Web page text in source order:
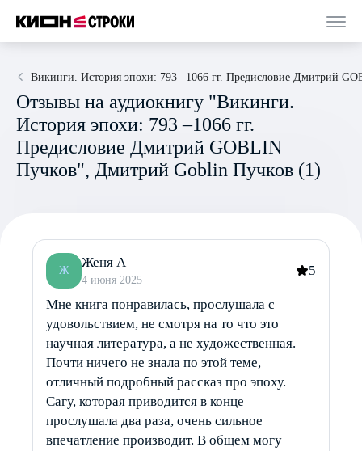
Викинги. История эпохи: 793 –1066 гг. Предисловие Дмитрий
Отзывы на аудиокнигу "Викинги.
История эпохи: 793 –1066 гг.
Предисловие Дмитрий GOBLIN
Пучков", Дмитрий Goblin Пучков (1)
Ж
Женя А
4 июня 2025
5
Мне книга понравилась, прослушала с
удовольствием, не смотря на то что это
научная литература, а не художественная.
Почти ничего не знала по этой теме,
отличный подробный рассказ про эпоху.
Сагу, которая приводится в конце
прослушала два раза, очень сильное
впечатление производит. В общем могу